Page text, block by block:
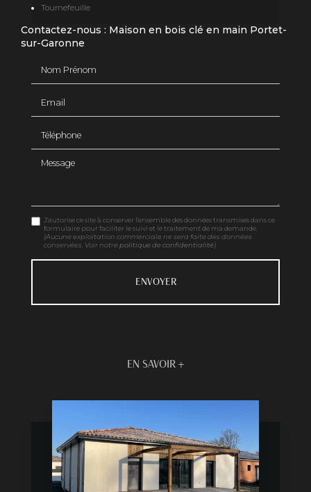
Tournefeuille
Contactez-nous : Maison en bois clé en main Portet-
sur-Garonne
Message
J'autorise ce site à conserver l'ensemble des données transmises dans ce
formulaire pour faciliter le suivi et le traitement de ma demande.
(Aucune exploitation commerciale ne sera faite des données
conservées. Voir notre politique de confidentialité)
EN SAVOIR +